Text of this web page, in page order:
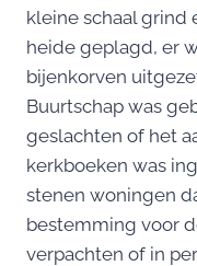
kleine schaal grind
heide geplagd, er
bijenkorven
Buurtschap was
geslachten of het
kerkboeken was
stenen woningen
bestemming voor
verpachten of in